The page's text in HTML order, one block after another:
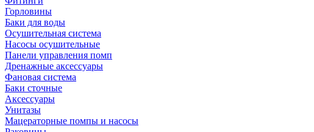
Горловины
Баки для воды
Осушительная система
Насосы осушительные
Панели управления помп
Дренажные аксессуары
Фановая система
Баки сточные
Аксессуары
Унитазы
Мацераторные помпы и насосы